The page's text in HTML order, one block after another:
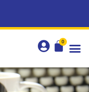
0